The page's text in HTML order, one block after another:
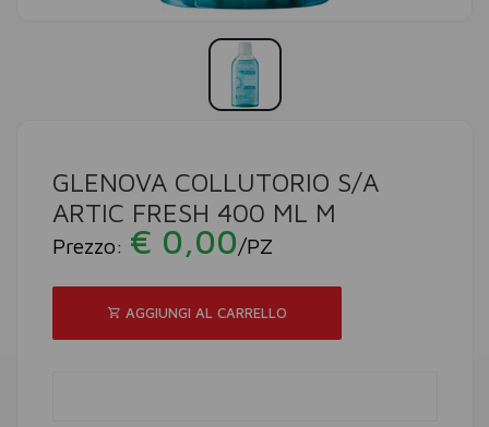
GLENOVA COLLUTORIO S/A
ARTIC FRESH 400 ML M
Prezzo: € 0,00/PZ
AGGIUNGI AL CARRELLO